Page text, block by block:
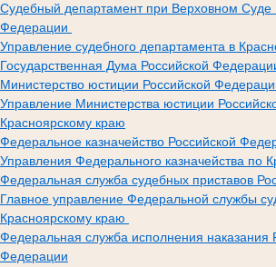
Судебный департамент при Верховном Суде
Федерации
Управление судебного департамента в
Государственная Дума Российской
Министерство юстиции Российской
Управление Министерства юстиции
Красноярскому краю
Федеральное казначейство Российской
Управления Федерального казначейства по
Федеральная служба судебных приставов
Главное управление Федеральной службы
Красноярскому краю
Федеральная служба исполнения наказания
Федерации